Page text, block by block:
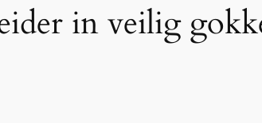
in veilig